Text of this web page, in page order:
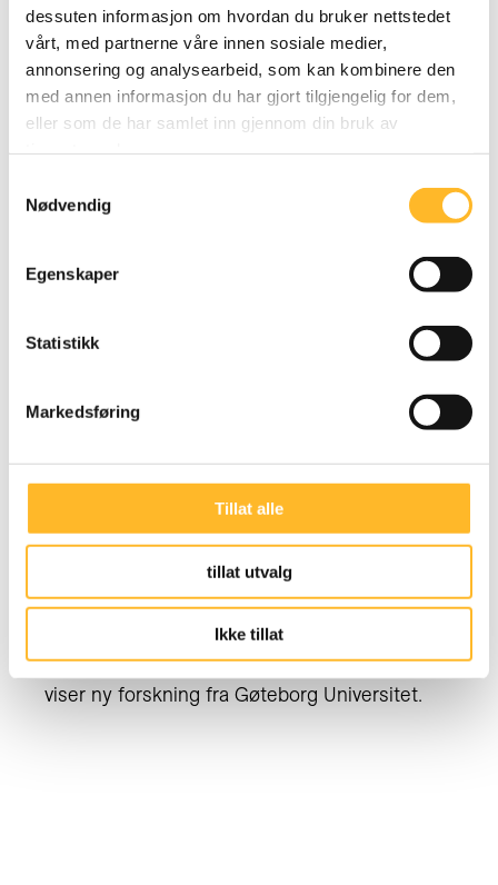
dessuten informasjon om hvordan du bruker nettstedet
vårt, med partnerne våre innen sosiale medier,
annonsering og analysearbeid, som kan kombinere den
med annen informasjon du har gjort tilgjengelig for dem,
eller som de har samlet inn gjennom din bruk av
Nødvendig
Egenskaper
Statistikk
Markedsføring
Tillat alle
tillat utvalg
Ikke tillat
LIVSLYKKE 13. DES 2019
VG skriver om lykken ved å jobbe lenge
VG vier forsiden og fire sider inni til intervjuer
oppover i 70-årene.
18. NOV 2019
Sjefen er sentral for et lengre arbeidsliv
At sjefen din vil at du skal fortsette å jobbe er
svært viktig for valget om å utsette pensjon,
viser ny forskning fra Gøteborg Universitet.